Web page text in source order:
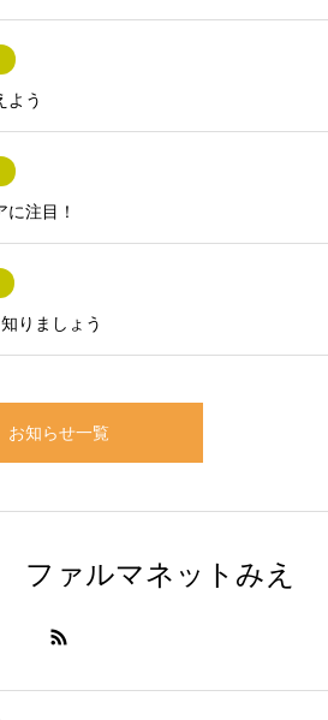
よう
注目！
りましょう
お知らせ一覧
ファルマネットみえ